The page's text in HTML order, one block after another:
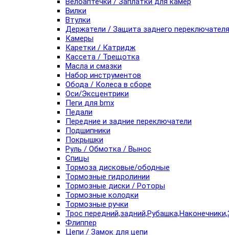
Вилки
Втулки
Держатели / Защита заднего переключателя
Камеры
Каретки / Катридж
Кассета / Трещотка
Масла и смазки
Набор инструментов
Обода / Колеса в сборе
Оси/Эксцентрики
Пеги для bmx
Педали
Передние и задние переключатели
Подшипники
Покрышки
Руль / Обмотка / Вынос
Спицы
Тормоза дисковые/ободные
Тормозные гидролинии
Тормозные диски / Роторы
Тормозные колодки
Тормозные ручки
Трос
Флиппер
Цепи / Замок для цепи